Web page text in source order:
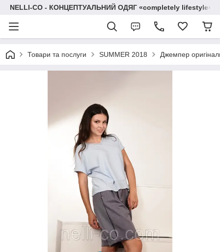
NELLI-CO - КОНЦЕПТУАЛЬНИЙ ОДЯГ «completely lifestyle»
Товари та послуги SUMMER 2018 Джемпер